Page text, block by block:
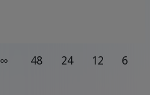
∞ 48 24 12 6